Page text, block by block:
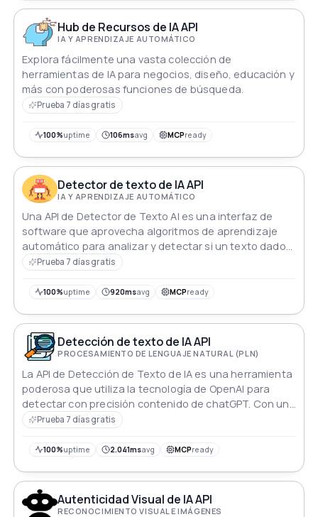
Hub de Recursos de IA API
IA Y APRENDIZAJE AUTOMÁTICO
Explora fácilmente una vasta colección de
herramientas de IA para negocios, diseño, educación y
más con poderosas funciones de búsqueda.
Prueba 7 días gratis
100%uptime 106msavg MCPready
Detector de texto de IA API
IA Y APRENDIZAJE AUTOMÁTICO
Una API de Detector de Texto AI es una interfaz de
software que aprovecha algoritmos de aprendizaje
automático para analizar y detectar si un texto dado
fue generado por un modelo de IA o por un humano.
Prueba 7 días gratis
100%uptime 920msavg MCPready
Detección de texto de IA API
PROCESAMIENTO DE LENGUAJE NATURAL (PLN)
La API de Detección de Texto de IA es una herramienta
poderosa que utiliza la tecnología de OpenAI para
detectar con precisión contenido de chatGPT. Con una
interfaz amigable y alta precisión, puede detectar
detector de ensayos para los profesores.
Prueba 7 días gratis
100%uptime 2.041msavg MCPready
Autenticidad Visual de IA API
RECONOCIMIENTO VISUAL E IMÁGENES